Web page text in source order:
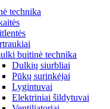
technika
buitinė technika
Dulkių siurbliai
Pūkų surinkėjai
Lygintuvai
Elektriniai šildytuvai